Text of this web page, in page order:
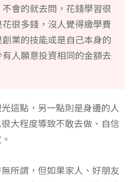
會的就去問，花錢學習很
很多錢，沒人覺得繳學費
業的技能或是自己本身的
人願意投資相同的金額去
這點，另一點則是身邊的人
大程度導致不敢去做、自信
所謂，但如果家人、好朋友